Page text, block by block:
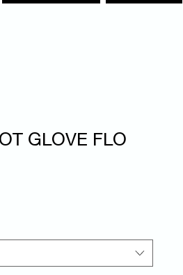
GLOVE FLO